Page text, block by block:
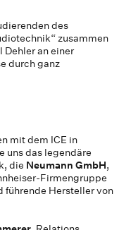
des
zusammen
an einer
durch ganz
mit dem ICE in
uns das legendäre
die Neumann GmbH,
Firmengruppe
führende Hersteller von